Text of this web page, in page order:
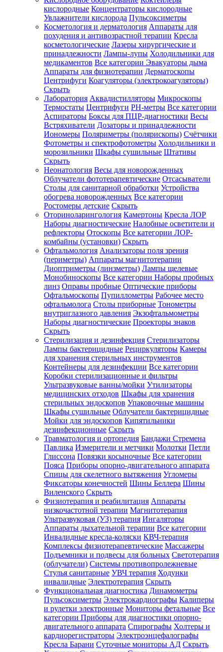
Зарегистрироваться
Зачем
регистрироваться?
Все
покупки
одном
месте
Личный
менеджер
Отслеживание
статуса
заказа
кислородные Концентраторы кислородные
Увлажнители кислорода Пульсоксиметры
Косметология и дерматология Аппараты для
похудения и антивозрастной терапии Кресла
косметологические Лазеры хирургические и
принадлежности Лампы-лупы Холодильники для
медикаментов Все категории Эвакуаторы дыма
Аппараты для физиотерапии Дерматоскопы
Центрифуги Коагуляторы (электрокоагуляторы)
Скрыть
Лаборатория Аквадистилляторы Микроскопы
Термостаты Центрифуги PH-метры Все категории
Аспираторы Боксы для ПЦР-диагностики Весы
Встряхиватели Дозаторы и принадлежности
Иономеры Поляриметры (полярископы) Счётчики
Фотометры и спектрофотометры Холодильники и
морозильники Шкафы сушильные Штативы
Скрыть
Неонатология Весы для новорожденных
Облучатели фототерапевтические Отсасыватели
Столы для санитарной обработки Устройства
обогрева новорожденных Все категории
Ростомеры детские Скрыть
Оториноларингология Камертоны Кресла ЛОР
Наборы диагностические Налобные осветители и
рефлекторы Отоскопы Все категории ЛОР-
комбайны (установки) Скрыть
Офтальмология Анализаторы поля зрения
(периметры) Аппараты магнитотерапии
Диоптриметры (линзметры) Лампы щелевые
Монобиноскопы Все категории Наборы пробных
линз Оправы пробные Оптические приборы
Офтальмоскопы Пупиллометры Рабочее место
офтальмолога Столы приборные Тонометры
внутриглазного давления Экзофтальмометры
Наборы диагностические Проекторы знаков
Скрыть
Стерилизация и дезинфекция Стерилизаторы
Лампы бактерицидные Рециркуляторы Камеры
для хранения стерильных инструментов
Контейнеры для дезинфекции Все категории
Коробки стерилизационные и фильтры
Ультразвуковые ванны/мойки Утилизаторы
медицинских отходов Шкафы для хранения
стерильных эндоскопов Упаковочные машины
Шкафы сушильные Облучатели бактерицидные
Мойки для эндоскопов Кипятильники
дезинфекционные Скрыть
Травматология и ортопедия Бандажи Стремена
Павлика Измерители и метчики Молотки Петли
Глиссона Повязки косыночные Все категории
Пояса Приборы опорно-двигательного аппарата
Спицы для скелетного вытяжения Угломеры
Фиксаторы конечностей Шины Беллера Шины
Виленского Скрыть
Физиотерапия и реабилитация Аппараты
низкочастотной терапии Магнитотерапия
Ультразвуковая (УЗ) терапия Ингаляторы
Аппараты дыхательной терапии Все категории
Инвалидные кресла-коляски КВЧ-терапия
Комплексы физиотерапевтические Массажеры
Подъемники и подвесы для больных Светотерапия
(облучатели) Системы противопролежневые
Стулья санитарные УВЧ терапия Ходунки
инвалидные Электротерапия Скрыть
Функциональная диагностика Динамометры
Пульсоксиметры Электрокардиографы Калиперы
и рулетки электронные Мониторы фетальные Все
категории Приборы для диагностики опорно-
двигательного аппарата Спирографы Холтеры и
кардиорегистраторы Электроэнцефалографы
Кресла Барани Суточные мониторы АД Скрыть